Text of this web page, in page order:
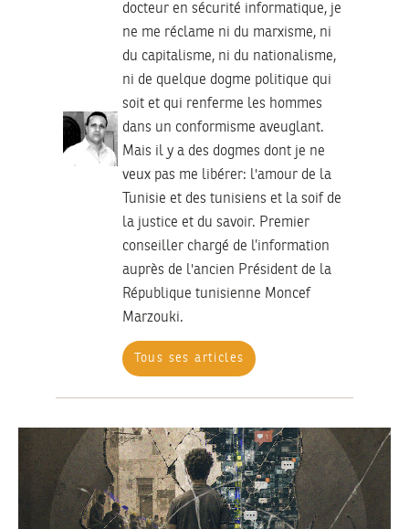
docteur en sécurité informatique, je
ne me réclame ni du marxisme, ni
du capitalisme, ni du nationalisme,
ni de quelque dogme politique qui
soit et qui renferme les hommes
dans un conformisme aveuglant.
Mais il y a des dogmes dont je ne
veux pas me libérer: l'amour de la
Tunisie et des tunisiens et la soif de
la justice et du savoir. Premier
conseiller chargé de l’information
auprès de l'ancien Président de la
République tunisienne Moncef
Marzouki.
Tous ses articles